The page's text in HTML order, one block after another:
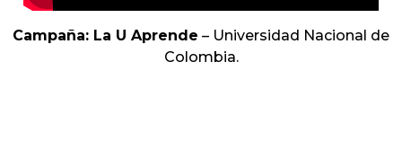
Campaña: La U Aprende – Universidad Nacional de
Colombia.